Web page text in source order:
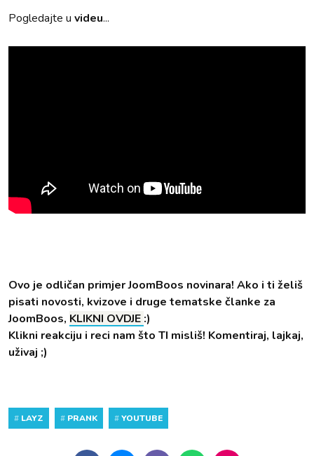
Pogledajte u videu...
Ovo je odličan primjer JoomBoos novinara! Ako i ti želiš
pisati novosti, kvizove i druge tematske članke za
JoomBoos, KLIKNI OVDJE :)
Klikni reakciju i reci nam što TI misliš! Komentiraj, lajkaj,
uživaj ;)
# LAYZ # PRANK #YOUTUBE